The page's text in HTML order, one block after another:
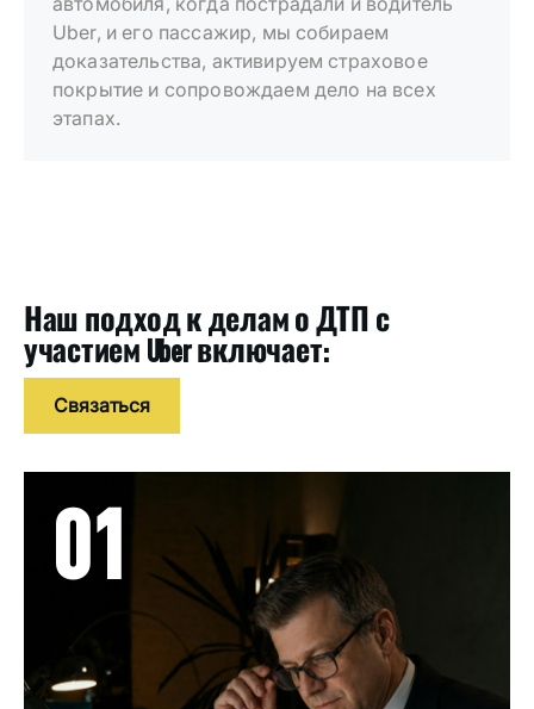
Uber, и его пассажир, мы собираем
доказательства, активируем страховое
покрытие и сопровождаем дело на всех
этапах.
Наш подход к делам о ДТП с
участием Uber включает:
Связаться
01